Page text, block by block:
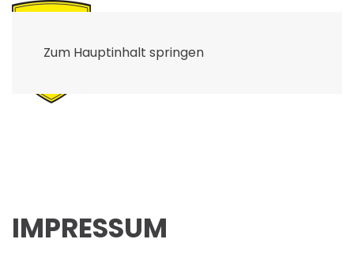
Zum Hauptinhalt springen
IMPRESSUM